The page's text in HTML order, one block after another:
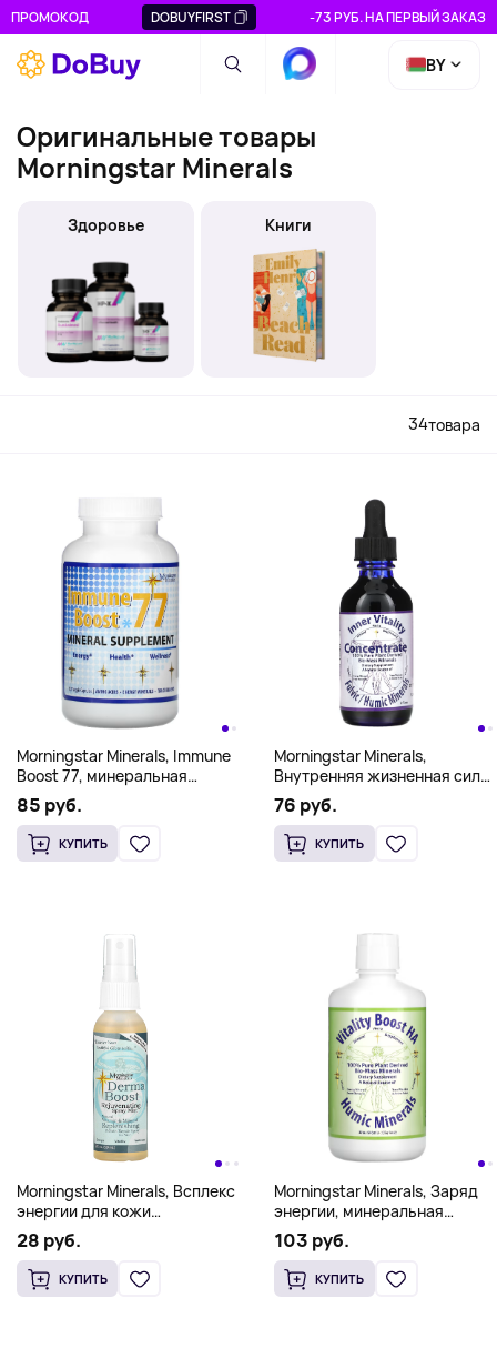
ПРОМОКОД DOBUYFIRST -73 РУБ. НА ПЕРВЫЙ ЗАКАЗ
BY
Оригинальные товары
Morningstar Minerals
Здоровье Книги
34товара
Morningstar Minerals, Immune
Boost 77, минеральная
добавка, 120 вегетарианских
капсул
85 руб.
КУПИТЬ
Morningstar Minerals,
Внутренняя жизненная сила,
Концентрат, Фульвовые/
гуминовые минералы, 2
унции
76 руб.
КУПИТЬ
Morningstar Minerals, Всплекс
энергии для кожи
Восстанавливающий спрей
для тела, 2 унции (59 мл)
28 руб.
КУПИТЬ
Morningstar Minerals, Заряд
энергии, минеральная
добавка 32 жидких унции
(946 мл)
103 руб.
КУПИТЬ